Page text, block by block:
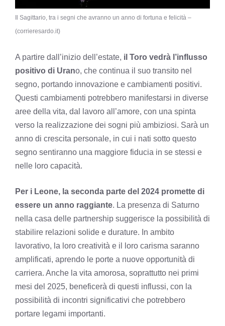
Il Sagittario, tra i segni che avranno un anno di fortuna e felicità –
(corrieresardo.it)
A partire dall’inizio dell’estate, il Toro vedrà l’influsso
positivo di Urano, che continua il suo transito nel
segno, portando innovazione e cambiamenti positivi.
Questi cambiamenti potrebbero manifestarsi in diverse
aree della vita, dal lavoro all’amore, con una spinta
verso la realizzazione dei sogni più ambiziosi. Sarà un
anno di crescita personale, in cui i nati sotto questo
segno sentiranno una maggiore fiducia in se stessi e
nelle loro capacità.
Per i Leone, la seconda parte del 2024 promette di
essere un anno raggiante. La presenza di Saturno
nella casa delle partnership suggerisce la possibilità di
stabilire relazioni solide e durature. In ambito
lavorativo, la loro creatività e il loro carisma saranno
amplificati, aprendo le porte a nuove opportunità di
carriera. Anche la vita amorosa, soprattutto nei primi
mesi del 2025, beneficerà di questi influssi, con la
possibilità di incontri significativi che potrebbero
portare legami importanti.